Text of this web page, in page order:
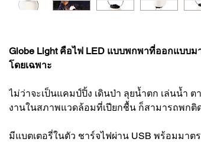
Globe Light คือไฟ LED แบบพกพาที่ออกแบบม
โดยเฉพาะ
ไม่ว่าจะเป็นแคมป์ปิ้ง เดินป่า ลุยน้ำตก เล่นน้ำ ต
งานในสภาพแวดล้อมที่เปียกชื้น ก็สามารถพกติ
มีแบตเตอรี่ในตัว ชาร์จไฟผ่าน USB พร้อมมาต